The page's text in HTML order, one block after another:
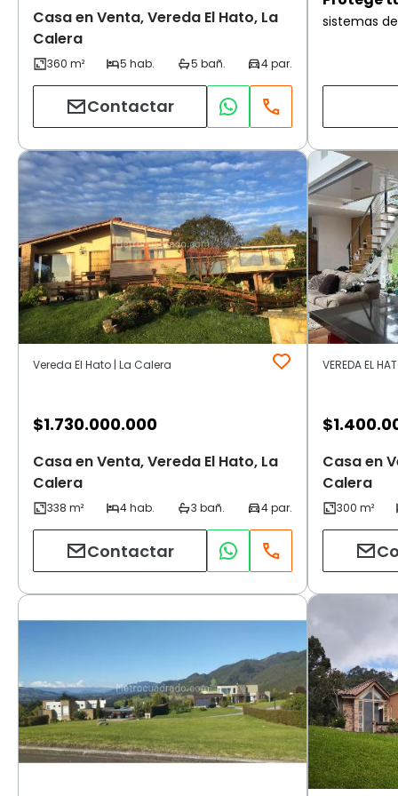
Casa en Venta, Vereda El Hato, La
Calera
Contactar
sistemas de
Vereda El Hato | La Calera
$1.730.000.000
Casa en Venta, Vereda El Hato, La
Calera
Contactar
VEREDA EL
$
Casa en
Calera